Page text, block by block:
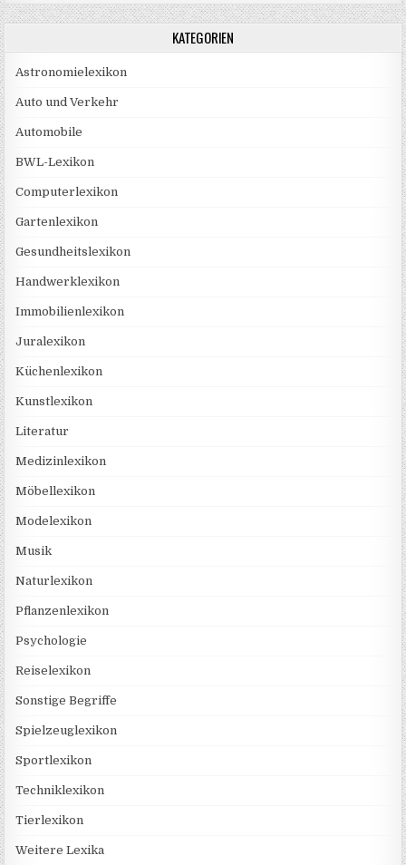
KATEGORIEN
Astronomielexikon
Auto und Verkehr
Automobile
BWL-Lexikon
Computerlexikon
Gartenlexikon
Gesundheitslexikon
Handwerklexikon
Immobilienlexikon
Juralexikon
Küchenlexikon
Kunstlexikon
Literatur
Medizinlexikon
Möbellexikon
Modelexikon
Musik
Naturlexikon
Pflanzenlexikon
Psychologie
Reiselexikon
Sonstige Begriffe
Spielzeuglexikon
Sportlexikon
Techniklexikon
Tierlexikon
Weitere Lexika